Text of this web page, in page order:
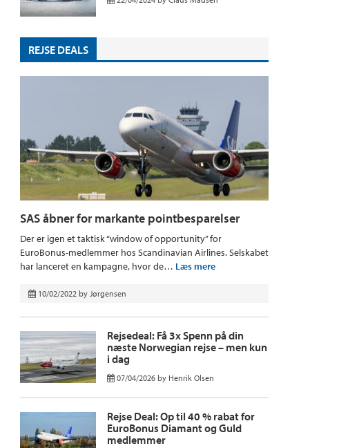
REJSE DEALS
SAS åbner for markante pointbesparelser
Der er igen et taktisk “window of opportunity” for
EuroBonus-medlemmer hos Scandinavian Airlines. Selskabet
har lanceret en kampagne, hvor de… Læs mere
10/02/2022 by Jørgensen
Rejsedeal: Få 3x Spenn på din
næste Norwegian rejse – men kun
i dag
07/04/2026 by Henrik Olsen
Rejse Deal: Op til 40 % rabat for
EuroBonus Diamant og Guld
medlemmer